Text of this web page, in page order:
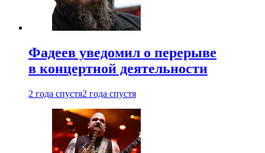
Фадеев уведомил о перерыве
в концертной деятельности
2 года спустя2 года спустя